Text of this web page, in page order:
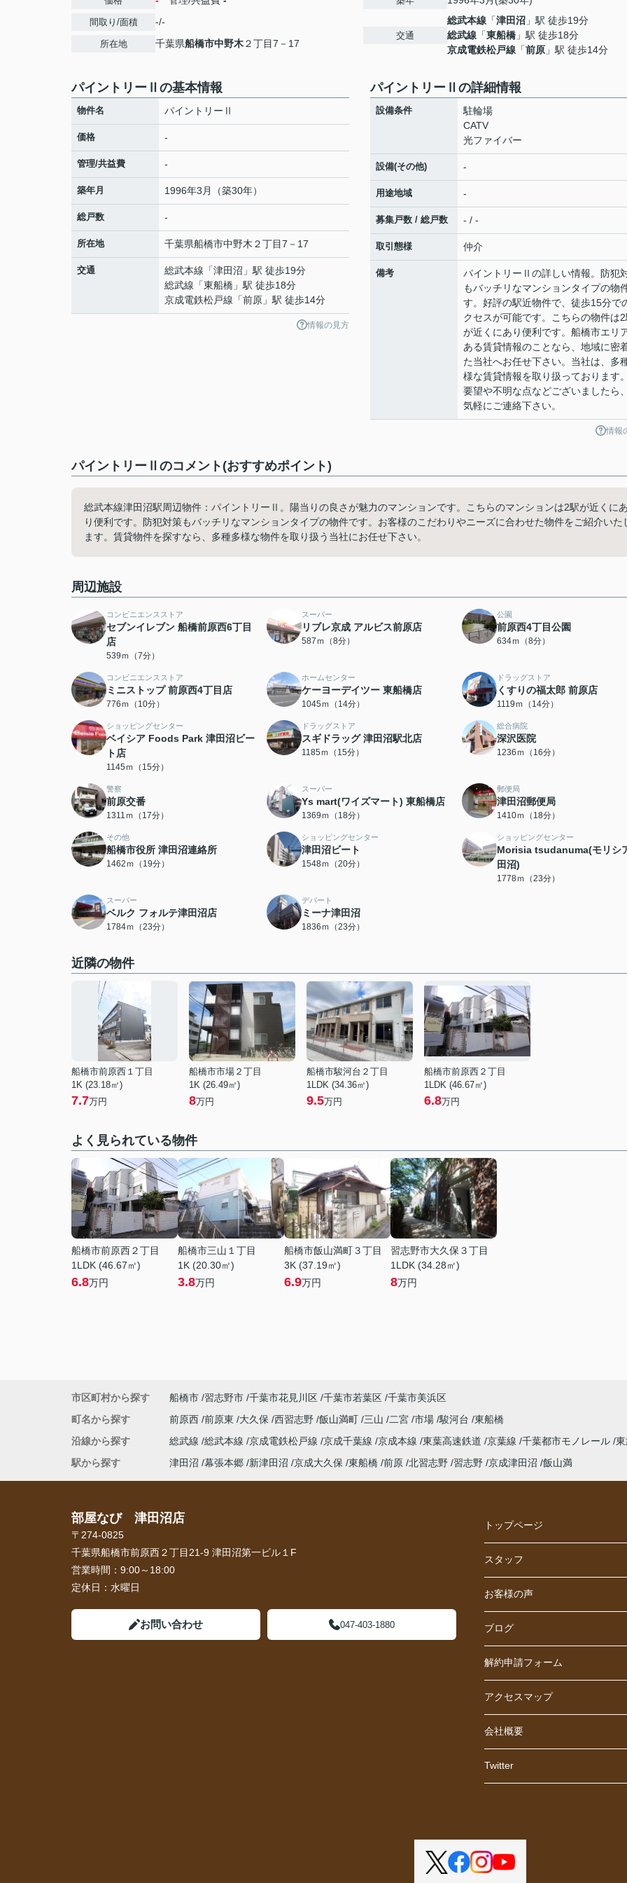
間取り/面積 -/-
所在地 千葉県船橋市中野木２丁目7－17
交通
総武本線 「津田沼 」駅 徒歩19分
総武線 「東船橋 」駅 徒歩18分
京成電鉄松戸線 「前原 」駅 徒歩14分
パイントリーⅡの基本情報
物件名 パイントリーⅡ
価格 -
管理/共益費 -
築年月 1996年3月（築30年）
総戸数 -
所在地 千葉県船橋市中野木 ２丁目7－17
交通 総武本線 「津田沼 」駅 徒歩19分
総武線 「東船橋 」駅 徒歩18分
京成電鉄松戸線 「前原 」駅 徒歩14分
情報の見方
パイントリーⅡの詳細情報
設備条件
駐輪場
CATV
光ファイバー
設備(その他) -
用途地域 -
募集戸数 / 総戸数 - / -
取引態様 仲介
備考
パイントリーⅡの詳しい情報。防犯
もバッチリなマンションタイプの物
す。好評の駅近物件で、徒歩15分で
クセスが可能です。こちらの物件は
が近くにあり便利です。船橋市エリ
ある賃貸情報のことなら、地域に密
た当社へお任せ下さい。当社は、多
様な賃貸情報を取り扱っております
要望や不明な点などございましたら
気軽にご連絡下さい。
情報
パイントリーⅡのコメント(おすすめポイント)
総武本線津田沼駅周辺物件：パイントリーⅡ。陽当りの良さが魅力のマンションです。こちらのマンションは2駅が近くに
り便利です。防犯対策もバッチリなマンションタイプの物件です。お客様のこだわりやニーズに合わせた物件をご紹介いた
ます。賃貸物件を探すなら、多種多様な物件を取り扱う当社にお任せ下さい。
周辺施設
コンビニエンスストア
セブンイレブン 船橋前原西6丁目
店
539ｍ（7分）
スーパー
リブレ京成 アルビス前原店
587ｍ（8分）
公園
前原西4丁目公園
634ｍ（8分）
コンビニエンスストア
ミニストップ 前原西4丁目店
776ｍ（10分）
ホームセンター
ケーヨーデイツー 東船橋店
1045ｍ（14分）
ドラッグストア
くすりの福太郎 前原店
1119ｍ（14分）
ショッピングセンター
ベイシア Foods Park 津田沼ビー
ト店
1145ｍ（15分）
ドラッグストア
スギドラッグ 津田沼駅北店
1185ｍ（15分）
総合病院
深沢医院
1236ｍ（16分）
警察
前原交番
1311ｍ（17分）
スーパー
Ys mart(ワイズマート) 東船橋店
1369ｍ（18分）
郵便局
津田沼郵便局
1410ｍ（18分）
その他
船橋市役所 津田沼連絡所
1462ｍ（19分）
ショッピングセンター
津田沼ビート
1548ｍ（20分）
ショッピングセンター
Morisia tsudanuma(モリシ
田沼)
1778ｍ（23分）
スーパー
ベルク フォルテ津田沼店
1784ｍ（23分）
デパート
ミーナ津田沼
1836ｍ（23分）
近隣の物件
船橋市前原西１丁目
1K (23.18㎡)
7.7万円
船橋市市場２丁目
1K (26.49㎡)
8万円
船橋市駿河台２丁目
1LDK (34.36㎡)
9.5万円
船橋市前原西２丁目
1LDK (46.67㎡)
6.8万円
よく見られている物件
船橋市前原西２丁目
1LDK (46.67㎡)
6.8万円
船橋市三山１丁目
1K (20.30㎡)
3.8万円
船橋市飯山満町３丁目
3K (37.19㎡)
6.9万円
習志野市大久保３丁目
1LDK (34.28㎡)
8万円
市区町村から探す 船橋市 習志野市 千葉市花見川区 千葉市若葉区 千葉市美浜区
町名から探す
前原西 前原東 大久保 西習志野 飯山満町 三山 二宮 市場 駿河台 東船橋
沿線から探す
総武線 総武本線 京成電鉄松戸線 京成千葉線 京成本線 東葉高速鉄道 京葉線 千葉都市モノレール
駅から探す
津田沼 幕張本郷 新津田沼 京成大久保 東船橋 前原 北習志野 習志野 京成津田沼 飯山満
部屋なび 津田沼店
〒274-0825
千葉県船橋市前原西２丁目21-9 津田沼第一ビル１F
営業時間： 9:00～18:00
定休日： 水曜日
お問い合わせ 047-403-1880
トップページ
スタッフ
お客様の声
ブログ
解約申請フォーム
アクセスマップ
会社概要
Twitter